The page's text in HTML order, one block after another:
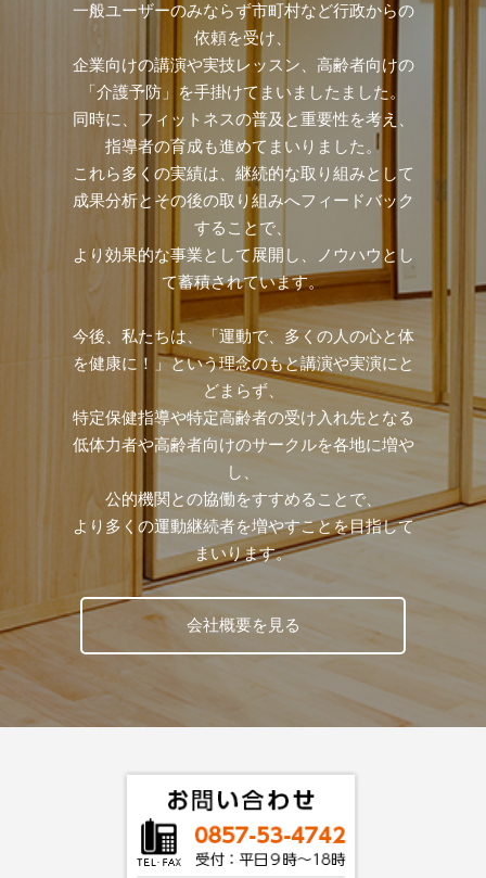
一般ユーザーのみならず市町村など行政からの
依頼を受け、
企業向けの講演や実技レッスン、高齢者向けの
「介護予防」を手掛けてまいましたました。
同時に、フィットネスの普及と重要性を考え、
指導者の育成も進めてまいりました。
これら多くの実績は、継続的な取り組みとして
成果分析とその後の取り組みへフィードバック
することで、
より効果的な事業として展開し、ノウハウとし
て蓄積されています。
今後、私たちは、「運動で、多くの人の心と体
を健康に！」という理念のもと講演や実演にと
どまらず、
特定保健指導や特定高齢者の受け入れ先となる
低体力者や高齢者向けのサークルを各地に増や
し、
公的機関との協働をすすめることで、
より多くの運動継続者を増やすことを目指して
まいります。
会社概要を見る